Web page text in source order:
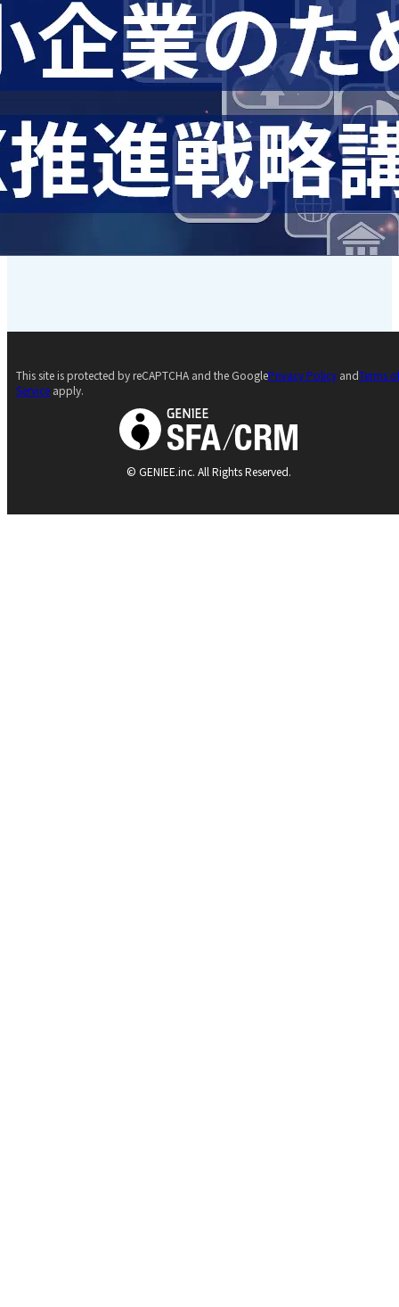
© GENIEE.inc. All Rights Reserved.
This site is protected by reCAPTCHA and the GooglePrivacy Policy andTerms
Service apply.